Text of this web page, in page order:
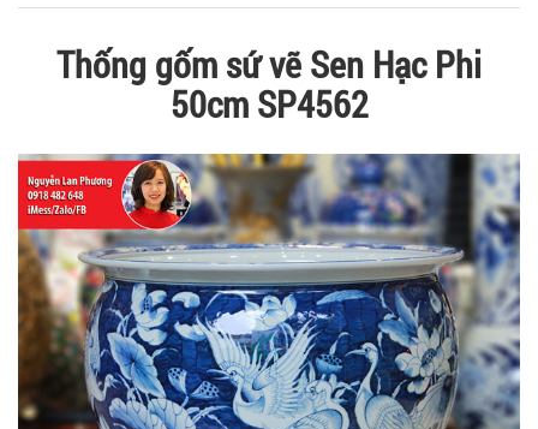
Thống gốm sứ vẽ Sen Hạc Phi
50cm SP4562